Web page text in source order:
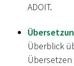
ADOIT.
Überblick